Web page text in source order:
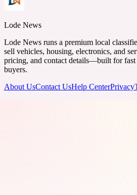
Lode News
Lode News runs a premium local
sell vehicles, housing, electronics, and
pricing, and contact details—built for fast
buyers.
About UsContact UsHelp CenterPrivacy